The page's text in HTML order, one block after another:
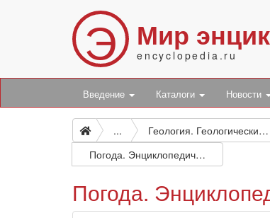
Э Мир
encyclopedia.ru
Введение Каталоги Новости
... Геология. Геологические и геофизические науки
Погода. Энциклопедический путеводитель
Погода.